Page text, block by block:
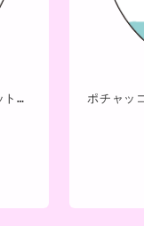
ポチャッコ cafe 限定コラボガラスマグネット（アイスタイプ）